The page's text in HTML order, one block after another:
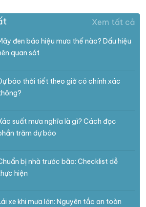
Xem tất cả
đen báo hiệu mưa thế nào? Dấu hiệu
quan sát
báo thời tiết theo giờ có chính xác
suất mưa nghĩa là gì? Cách đọc
trăm dự báo
bị nhà trước bão: Checklist dễ
hiện
xe khi mưa lớn: Nguyên tắc an toàn